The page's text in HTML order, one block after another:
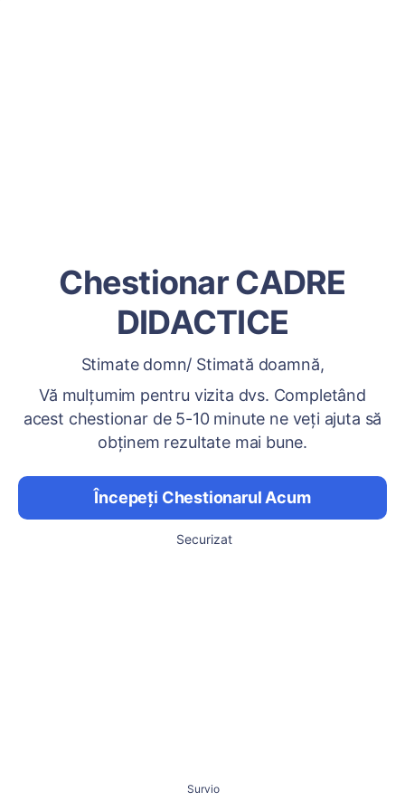
Chestionar CADRE
DIDACTICE
Stimate domn/ Stimată doamnă,
Vă mulțumim pentru vizita dvs. Completând
acest chestionar de 5-10 minute ne veți ajuta să
obținem rezultate mai bune.
Începeți Chestionarul Acum
Securizat
Survio